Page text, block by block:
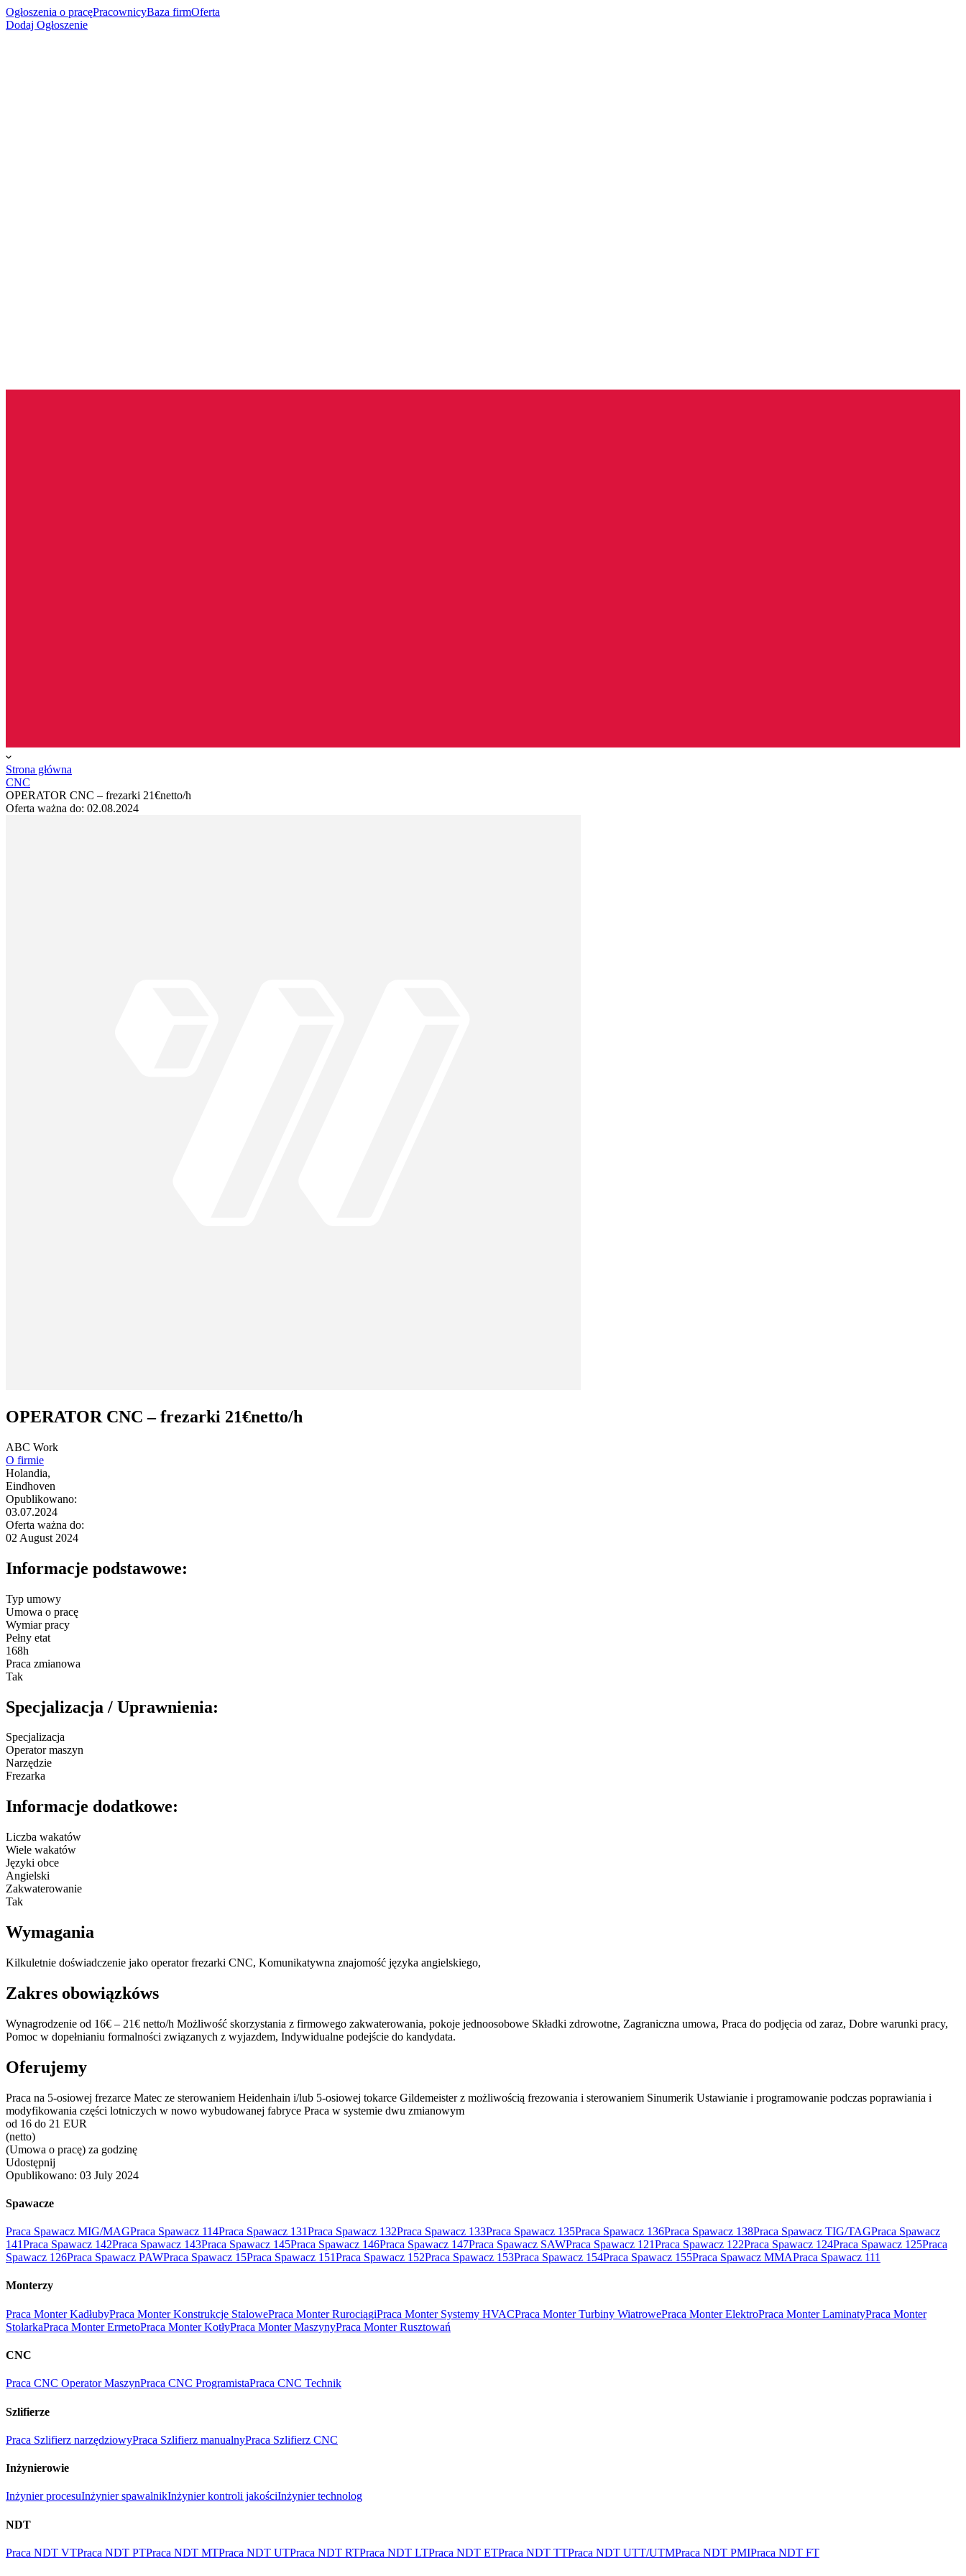
Ogłoszenia o pracęPracownicyBaza firmOferta
Dodaj Ogłoszenie
Strona główna
CNC
OPERATOR CNC – frezarki 21€netto/h
Oferta ważna do: 02.08.2024
OPERATOR CNC – frezarki 21€netto/h
ABC Work
O firmie
Holandia,
Eindhoven
Opublikowano:
03.07.2024
Oferta ważna do:
02 August 2024
Informacje podstawowe:
Typ umowy
Umowa o pracę
Wymiar pracy
Pełny etat
168h
Praca zmianowa
Tak
Specjalizacja / Uprawnienia:
Specjalizacja
Operator maszyn
Narzędzie
Frezarka
Informacje dodatkowe:
Liczba wakatów
Wiele wakatów
Języki obce
Angielski
Zakwaterowanie
Tak
Wymagania
Kilkuletnie doświadczenie jako operator frezarki CNC, Komunikatywna znajomość języka angielskiego,
Zakres obowiązkóws
Wynagrodzenie od 16€ – 21€ netto/h Możliwość skorzystania z firmowego zakwaterowania, pokoje jednoosobowe Składki zdrowotne, Zagraniczna umowa, Praca do podjęcia od zaraz, Dobre warunki pracy,
Pomoc w dopełnianiu formalności związanych z wyjazdem, Indywidualne podejście do kandydata.
Oferujemy
Praca na 5-osiowej frezarce Matec ze sterowaniem Heidenhain i/lub 5-osiowej tokarce Gildemeister z możliwością frezowania i sterowaniem Sinumerik Ustawianie i programowanie podczas poprawiania i
modyfikowania części lotniczych w nowo wybudowanej fabryce Praca w systemie dwu zmianowym
od 16 do 21 EUR
(netto)
(Umowa o pracę) za godzinę
Udostępnij
Opublikowano: 03 July 2024
Spawacze
Praca Spawacz MIG/MAGPraca Spawacz 114Praca Spawacz 131Praca Spawacz 132Praca Spawacz 133Praca Spawacz 135Praca Spawacz 136Praca Spawacz 138Praca Spawacz TIG/TAGPraca Spawacz
141Praca Spawacz 142Praca Spawacz 143Praca Spawacz 145Praca Spawacz 146Praca Spawacz 147Praca Spawacz SAWPraca Spawacz 121Praca Spawacz 122Praca Spawacz 124Praca Spawacz 125Praca
Spawacz 126Praca Spawacz PAWPraca Spawacz 15Praca Spawacz 151Praca Spawacz 152Praca Spawacz 153Praca Spawacz 154Praca Spawacz 155Praca Spawacz MMAPraca Spawacz 111
Monterzy
Praca Monter KadłubyPraca Monter Konstrukcje StalowePraca Monter RurociągiPraca Monter Systemy HVACPraca Monter Turbiny WiatrowePraca Monter ElektroPraca Monter LaminatyPraca Monter
StolarkaPraca Monter ErmetoPraca Monter KotłyPraca Monter MaszynyPraca Monter Rusztowań
CNC
Praca CNC Operator MaszynPraca CNC ProgramistaPraca CNC Technik
Szlifierze
Praca Szlifierz narzędziowyPraca Szlifierz manualnyPraca Szlifierz CNC
Inżynierowie
Inżynier procesuInżynier spawalnikInżynier kontroli jakościInżynier technolog
NDT
Praca NDT VTPraca NDT PTPraca NDT MTPraca NDT UTPraca NDT RTPraca NDT LTPraca NDT ETPraca NDT TTPraca NDT UTT/UTMPraca NDT PMIPraca NDT FT